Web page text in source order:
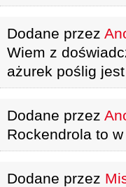
Dodane przez
Wiem z
ażurek poślig
Dodane przez
Rockendrola to
Dodane przez